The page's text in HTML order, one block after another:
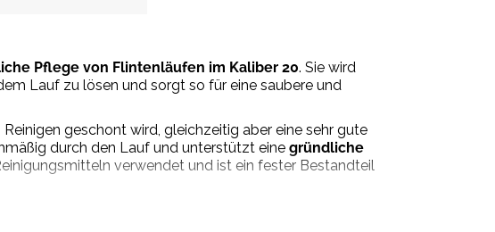
Pflege von Flintenläufen im Kaliber 20. Sie wird
Lauf zu lösen und sorgt so für eine saubere und
geschont wird, gleichzeitig aber eine sehr gute
durch den Lauf und unterstützt eine gründliche
verwendet und ist ein fester Bestandteil
sich als